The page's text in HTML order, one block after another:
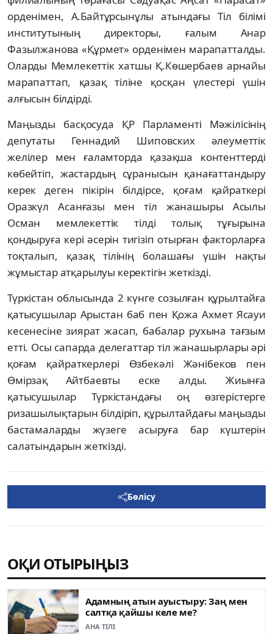
орденімен, А.Байтұрсынұлы атындағы Тіл білімі
институтының директоры, ғалым Анар
Фазылжанова «Құрмет» орденімен марапатталды.
Оларды Мемлекеттік хатшы Қ.Көшербаев арнайы
марапаттап, қазақ тіліне қосқан үлестері үшін
алғысын білдірді.
Маңызды басқосуда ҚР Парламенті Мәжілісінің
депутаты Геннадий Шиповских әлеуметтік
желілер мен ғаламторда қазақша контенттерді
көбейтіп, жастардың сұранысын қанағаттандыру
керек деген пікірін білдірсе, қоғам қайраткері
Оразкүл Асанғазы мен тіл жанашыры Асылы
Осман мемлекеттік тілді толық тұғырына
қондыруға кері әсерін тигізіп отырған факторларға
тоқталып, қазақ тілінің болашағы үшін нақты
жұмыстар атқарылуы керектігін жеткізді.
Түркістан облысында 2 күнге созылған құрылтайға
қатысушылар Арыстан баб пен Қожа Ахмет Ясауи
кесенесіне зиярат жасап, бабалар рухына тағзым
етті. Осы сапарда делегаттар тіл жанашырлары әрі
қоғам қайраткерлері Өзбекәлі Жәнібеков пен
Өмірзақ Айтбаевты еске алды. Жиынға
қатысушылар Түркістандағы оң өзгерістерге
ризашылықтарын білдіріп, құрылтайдағы маңызды
бастамаларды жүзеге асыруға бар күштерін
салатындарын жеткізді.
Бөлісу
ОҚИ ОТЫРЫҢЫЗ
Адамның атын ауыстыру: Заң мен
салтқа қайшы келе ме?
АНА ТІЛІ